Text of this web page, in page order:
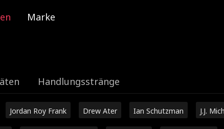
Marke
Handlungsstränge
Jordan Roy Frank Drew Ater Ian Schutzman J.J.